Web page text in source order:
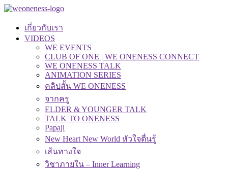
เกี่ยวกับเรา
VIDEOS
WE EVENTS
CLUB OF ONE | WE ONENESS CONNECT
WE ONENESS TALK
ANIMATION SERIES
คลิปสั้น WE ONENESS
จากครู
ELDER & YOUNGER TALK
TALK TO ONENESS
Papaji
New Heart New World หัวใจตื่นรู้
เส้นทางใจ
วิชาภายใน – Inner Learning